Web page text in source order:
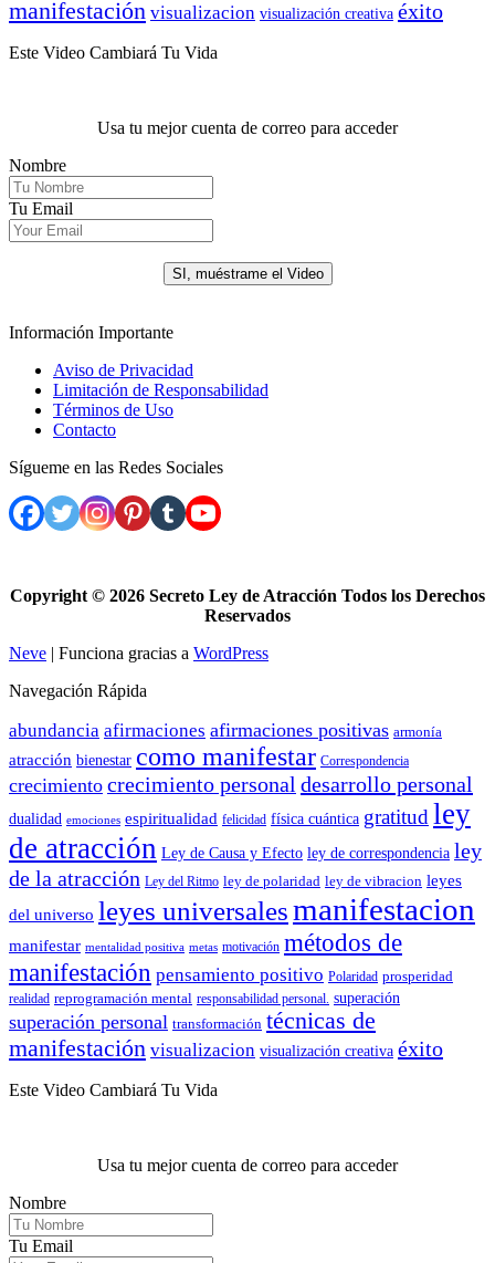
manifestación visualizacion visualización creativa éxito
Este Video Cambiará Tu Vida
Usa tu mejor cuenta de correo para acceder
Nombre
Tu Email
SI, muéstrame el Video
Información Importante
Aviso de Privacidad
Limitación de Responsabilidad
Términos de Uso
Contacto
Sígueme en las Redes Sociales
Copyright © 2026 Secreto Ley de Atracción Todos los Derechos
Reservados
Neve | Funciona gracias a WordPress
Navegación Rápida
abundancia afirmaciones afirmaciones positivas armonía
atracción bienestar como manifestar Correspondencia
crecimiento crecimiento personal desarrollo personal
dualidad emociones espiritualidad felicidad física cuántica gratitud ley
de atracción Ley de Causa y Efecto ley de correspondencia ley
de la atracción Ley del Ritmo ley de polaridad ley de vibracion leyes
del universo leyes universalesmanifestacion
manifestar mentalidad positiva metas motivación métodos de
manifestación pensamiento positivo Polaridad prosperidad
realidad reprogramación mental responsabilidad personal. superación
superación personal transformación técnicas de
manifestación visualizacion visualización creativa éxito
Este Video Cambiará Tu Vida
Usa tu mejor cuenta de correo para acceder
Nombre
Tu Email